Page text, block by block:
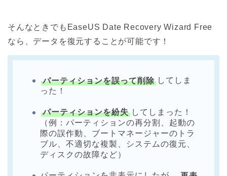
そんなときでもEaseUS Date Recovery Wizard Free
なら、データを復元することが可能です！
パーティションを誤って削除 してしま
った！
パーティションを紛失 してしまった！
（例：パーティションの再分割、起動の
際の誤作動、ブートマネージャーのトラ
ブル、不適切な複製、システムの復元、
ディスクの故障など）